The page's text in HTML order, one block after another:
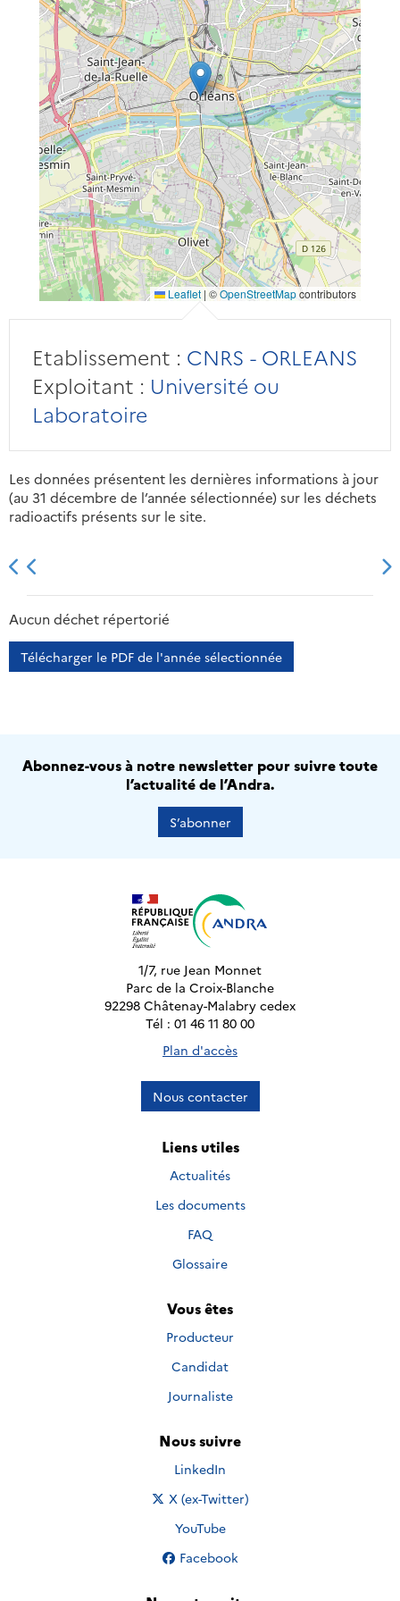
Leaflet | ©OpenStreetMapcontributors
Etablissement : CNRS - ORLEANS
Exploitant : Université ou
Laboratoire
Les données présentent les dernières informations à jour
(au 31 décembre de l’année sélectionnée) sur les déchets
radioactifs présents sur le site.
2013 2014
Aucun déchet répertorié
Télécharger le PDF de l'année sélectionnée
Abonnez-vous à notre newsletter pour suivre toute
l’actualité de l’Andra.
S’abonner
1/7, rue Jean Monnet
Parc de la Croix-Blanche
92298 Châtenay-Malabry cedex
Tél : 01 46 11 80 00
Plan d'accès
Nous contacter
Liens utiles
Actualités
Les documents
FAQ
Glossaire
Vous êtes
Producteur
Candidat
Journaliste
Nous suivre
Nous suivre sur
LinkedIn
Nous suivre sur
X (ex-Twitter)
Nous suivre sur
YouTube
Nous suivre sur
Facebook